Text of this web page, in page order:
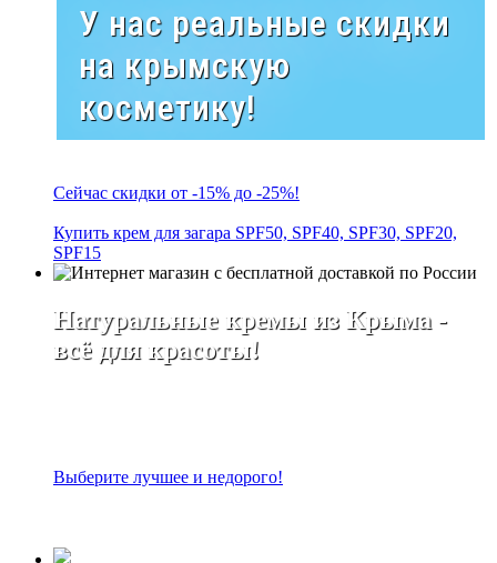
У нас реальные скидки
на крымскую
косметику!
Сейчас скидки от -15% до -25%!
Купить крем для загара SPF50, SPF40, SPF30, SPF20,
SPF15
Натуральные кремы из Крыма -
всё для красоты!
Выберите лучшее и недорого!